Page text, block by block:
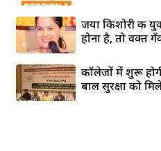
जया किशोरी की
होना है, तो वक्त
कॉलेजों में शुरू होगी
बाल सुरक्षा को